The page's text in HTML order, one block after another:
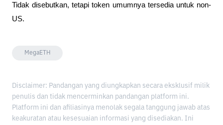
Tidak disebutkan, tetapi token umumnya tersedia untuk non-
US.
MegaETH
Disclaimer: Pandangan yang diungkapkan secara eksklusif milik
penulis dan tidak mencerminkan pandangan platform ini.
Platform ini dan afiliasinya menolak segala tanggung jawab atas
keakuratan atau kesesuaian informasi yang disediakan. Ini